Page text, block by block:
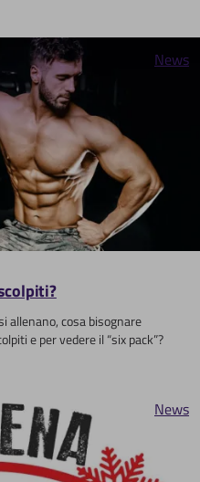
News
allenano, cosa bisognare
e per vedere il “six pack”?
News